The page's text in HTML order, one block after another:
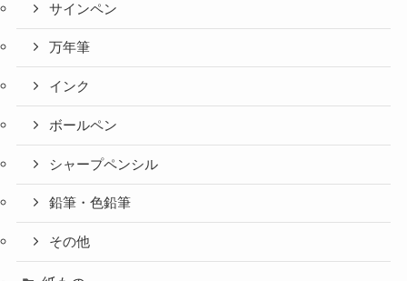
サインペン
万年筆
インク
ボールペン
シャープペンシル
鉛筆・色鉛筆
その他